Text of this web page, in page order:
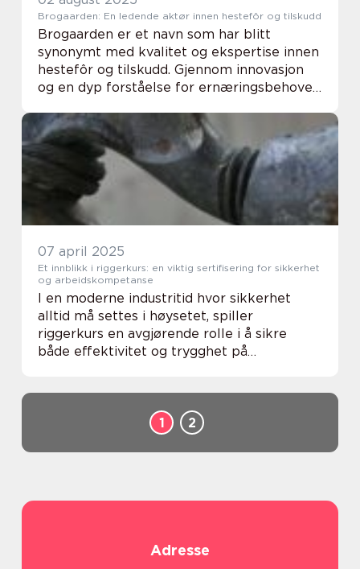
Brogaarden: En ledende aktør innen hestefôr og tilskudd
Brogaarden er et navn som har blitt
synonymt med kvalitet og ekspertise innen
hestefôr og tilskudd. Gjennom innovasjon
og en dyp forståelse for ernæringsbehovet
integrert del av hesteverde...
07 april 2025
Et innblikk i riggerkurs: en viktig sertifisering for sikkerhet
og arbeidskompetanse
I en moderne industritid hvor sikkerhet
alltid må settes i høysetet, spiller
riggerkurs en avgjørende rolle i å sikre
både effektivitet og trygghet på
1 2
Adresse